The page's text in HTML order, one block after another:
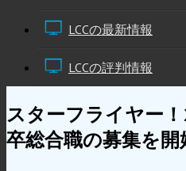
LCCの最新情報
LCCの評判情報
スターフライヤー
卒総合職の募集を開